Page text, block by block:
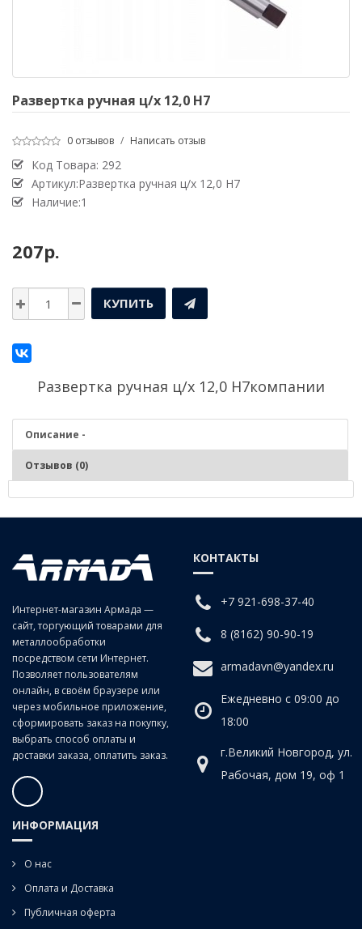
Развертка ручная ц/х 12,0 Н7
0 отзывов / Написать отзыв
Код Товара: 292
Артикул:Развертка ручная ц/х 12,0 Н7
Наличие:1
207р.
КУПИТЬ
Развертка ручная ц/х 12,0 Н7компании
Описание -
Отзывов (0)
Чистовая обработка цилиндрических отверстий в заготовках из
чугунов, сталей, средней и низкой твердости, цветных сплавов
согласно заданного квалитета.
Интернет-магазин Армада —
сайт, торгующий товарами для
металлообработки
посредством сети Интернет.
Позволяет пользователям
онлайн, в своём браузере или
через мобильное приложение,
сформировать заказ на покупку,
выбрать способ оплаты и
доставки заказа, оплатить заказ.
КОНТАКТЫ
+7 921-698-37-40
8 (8162) 90-90-19
armadavn@yandex.ru
Ежедневно с 09:00 до
18:00
г.Великий Новгород, ул.
Рабочая, дом 19, оф 1
ИНФОРМАЦИЯ
О нас
Оплата и Доставка
Публичная оферта